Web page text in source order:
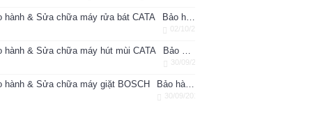
Bảo hành & Sửa chữa máy rửa bát CATA
Bảo hành & Sửa chữa máy hút mùi CATA
30/09/2018
Bảo hành & Sửa chữa máy giặt BOSCH
30/09/2018